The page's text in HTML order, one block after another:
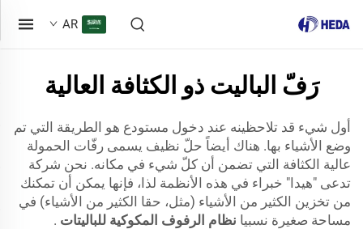
AR
رَفّ الباليت ذو الكثافة العالية
أول شيء قد تلاحظينه عند دخول مستودع هو الطريقة التي تم
وضع الأشياء بها. هناك أيضاً حلّ نظيف يسمى رفّات الحمولة
عالية الكثافة التي تضمن أن كلّ شيء في مكانه. نحن شركة
تدعى "هيدا" خبراء في هذه الأنظمة لذا، فإنها يمكن أن تمكنك
من تخزين الكثير من الأشياء (مثل، حقا الكثير من الأشياء) في
مساحة صغيرة نسبيا نظام الرفوف المكوكية للباليتات .